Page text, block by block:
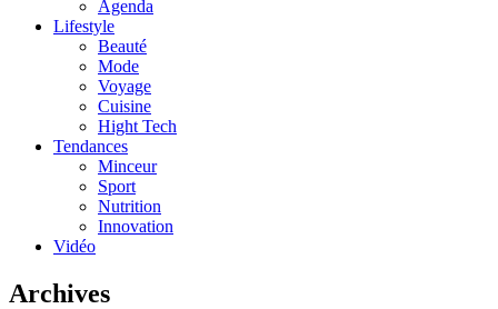
Agenda
Lifestyle
Beauté
Mode
Voyage
Cuisine
Hight Tech
Tendances
Minceur
Sport
Nutrition
Innovation
Vidéo
Archives